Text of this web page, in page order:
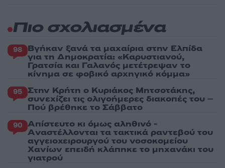
Πιο σχολιασμένα
98 Βγήκαν ξανά τα μαχαίρια στην Ελπίδα
για τη Δημοκρατία: «Καρυστιανού,
Γρατσία και Γαλανός μετέτρεψαν το
κίνημα σε φοβικό αρχηγικό κόμμα»
95 Στην Κρήτη ο Κυριάκος Μητσοτάκης,
συνεχίζει τις ολιγοήμερες διακοπές του –
Πού βρέθηκε το Σάββατο
90 Απίστευτο κι όμως αληθινό -
Aναστέλλονται τα τακτικά ραντεβού του
αγγειοχειρουργού του νοσοκομείου
Χανίων επειδή κλάπηκε το μηχανάκι του
γιατρού